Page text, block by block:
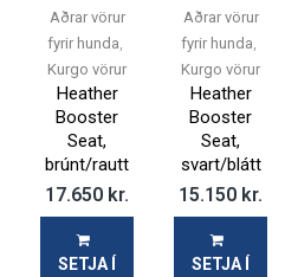
Aðrar vörur
fyrir hunda
Kurgo vörur
Heather
Booster
Seat,
brúnt/rautt
17.650 kr.
SETJA Í
Aðrar vörur
fyrir hunda
Kurgo vörur
Heather
Booster
Seat,
svart/blátt
15.150 kr.
SETJA Í